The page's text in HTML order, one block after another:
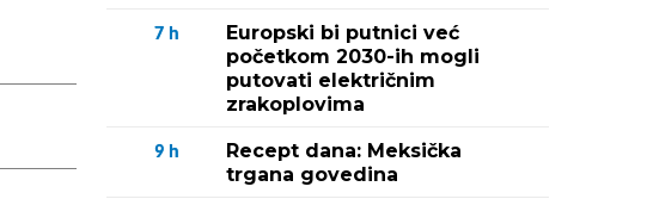
7 h
Europski bi putnici već
početkom 2030-ih mogli
putovati električnim
zrakoplovima
9 h
Recept dana: Meksička
trgana govedina